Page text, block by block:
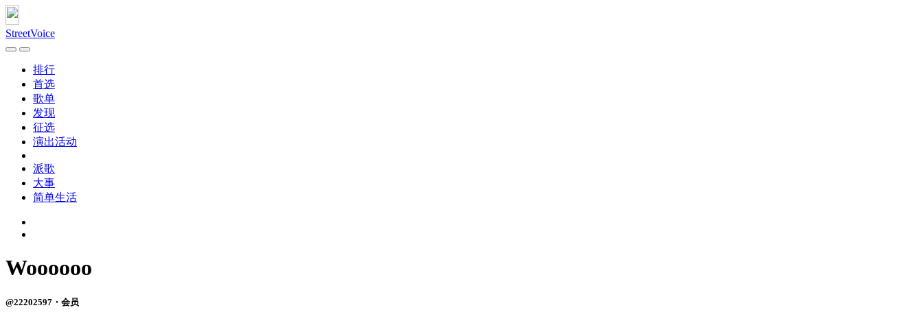
StreetVoice
排行
首选
歌单
发现
征选
演出活动
派歌
大事
简单生活
Woooooo
@22202597・会员